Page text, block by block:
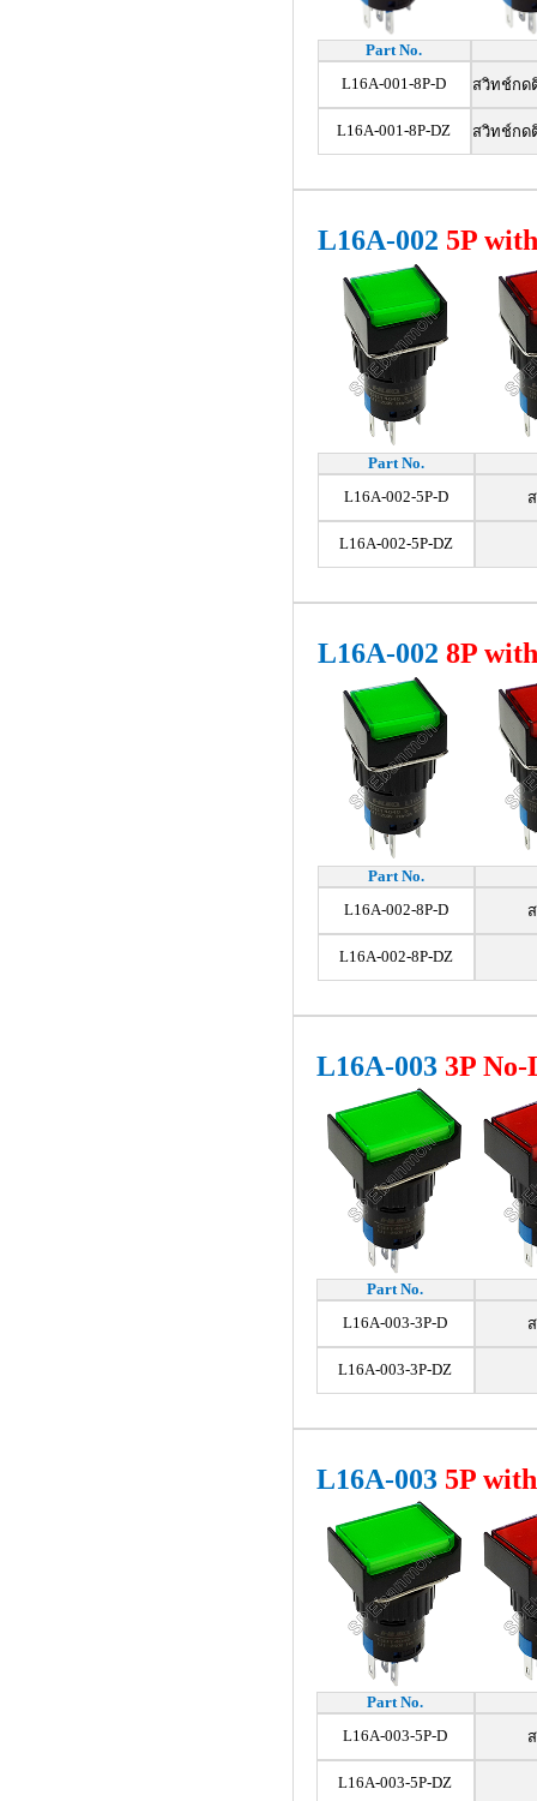
Part No.
L16A-001-8P-D
สวิทช์กด
L16A-001-8P-DZ สวิทช์กด
L16A-002 5P
Part No.
L16A-002-5P-D
L16A-002-5P-DZ
L16A-002 8P
Part No.
L16A-002-8P-D
L16A-002-8P-DZ
L16A-003 3P No-
Part No.
L16A-003-3P-D
L16A-003-3P-DZ
L16A-003 5P
Part No.
L16A-003-5P-D
L16A-003-5P-DZ